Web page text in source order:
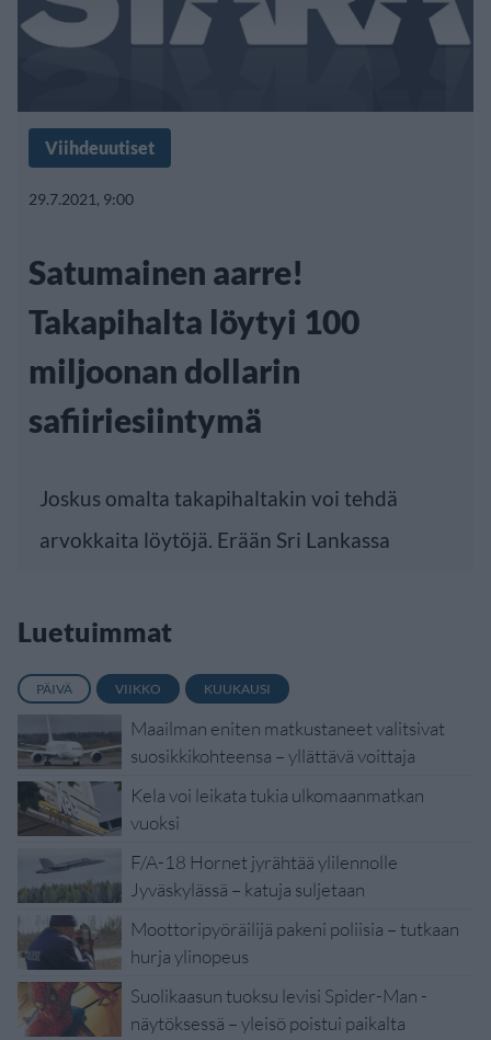
Viihdeuutiset
29.7.2021, 9:00
Satumainen aarre!
Takapihalta löytyi 100
miljoonan dollarin
safiiriesiintymä
Joskus omalta takapihaltakin voi tehdä
arvokkaita löytöjä. Erään Sri Lankassa
Luetuimmat
PÄIVÄ VIIKKO KUUKAUSI
Maailman eniten matkustaneet valitsivat
suosikkikohteensa – yllättävä voittaja
Kela voi leikata tukia ulkomaanmatkan
vuoksi
F/A-18 Hornet jyrähtää ylilennolle
Jyväskylässä – katuja suljetaan
Moottoripyöräilijä pakeni poliisia – tutkaan
hurja ylinopeus
Suolikaasun tuoksu levisi Spider-Man -
näytöksessä – yleisö poistui paikalta